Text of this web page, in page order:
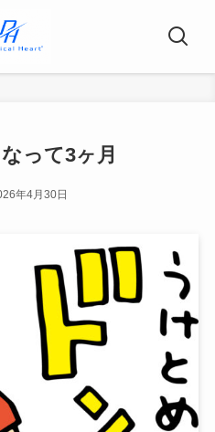
って3ヶ月
年4月30日